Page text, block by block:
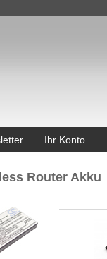
Ihr Konto
Router Akku